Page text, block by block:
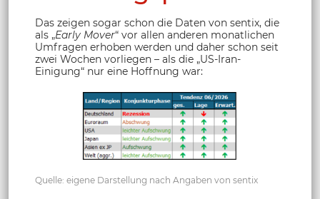
Das zeigen sogar schon die Daten von sentix, die
als „Early Mover“ vor allen anderen monatlichen
Umfragen erhoben werden und daher schon seit
zwei Wochen vorliegen – als die „US-Iran-
Einigung“ nur eine Hoffnung war:
Quelle: eigene Darstellung nach Angaben von sentix